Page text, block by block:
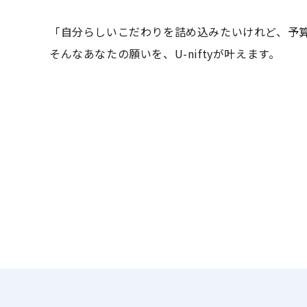
「自分らしいこだわりを詰め込みたいけれど、予
そんなあなたの願いを、U-niftyが叶えます。